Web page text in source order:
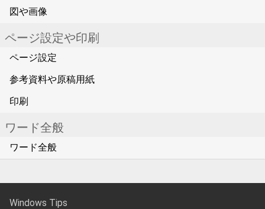
図や画像
ページ設定や印刷
ページ設定
参考資料や原稿用紙
印刷
ワード全般
ワード全般
Windows Tips